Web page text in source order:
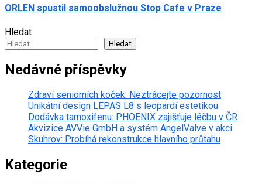
ORLEN spustil samoobslužnou Stop Cafe v Praze
Hledat
Hledat
Nedávné příspěvky
Zdraví seniorních koček: Neztrácejte pozornost
Unikátní design LEPAS L8 s leopardí estetikou
Dodávka tamoxifenu: PHOENIX zajišťuje léčbu v ČR
Akvizice AVVie GmbH a systém AngelValve v akci
Skuhrov: Probíhá rekonstrukce hlavního průtahu
Kategorie